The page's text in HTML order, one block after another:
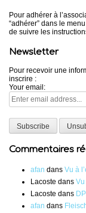
Pour adhérer à
“adhérer” dans le
de suivre les
Newsletter
Pour recevoir une
inscrire :
Your email:
Commentaires
afan dans Vu à
Lacoste dans Vu
Lacoste dans
afan dans